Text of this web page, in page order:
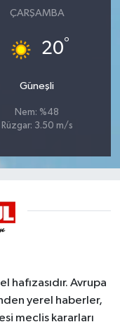
ÇARŞAMBA
20°
Güneşli
Nem: %48
Rüzgar: 3.50 m/s
Avrupa
yerel haberler,
meclis kararları